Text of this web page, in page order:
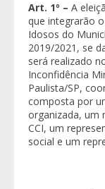
Art. 1º – A
que integrarão
Idosos do
2019/2021, se
será realizado
Inconfidência
Paulista/SP,
composta por
organizada, um
CCI, um
social e um